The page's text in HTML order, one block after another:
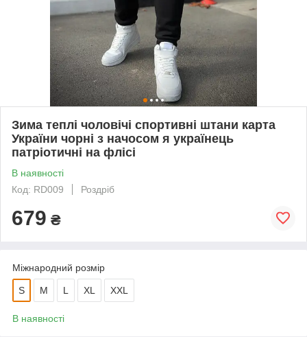
Зима теплі чоловічі спортивні штани карта
України чорні з начосом я українець
патріотичні на флісі
В наявності
Код: RD009
Роздріб
679 ₴
Міжнародний розмір
S M L XL XXL
В наявності